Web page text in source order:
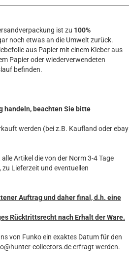
ist zu 100%
noch etwas an die Umwelt zurück.
aus Papier mit einem Kleber aus
Papier oder wiederverwendeten
befinden.
handeln, beachten Sie bitte
werden (bei z.B. Kaufland oder ebay
Artikel die von der Norm 3-4 Tage
Lieferzeit und eventuellen
Auftrag und daher final, d.h. eine
Rücktrittsrecht nach Erhalt der Ware.
von Funko ein exaktes Datum für den
collectors.de erfragt werden.